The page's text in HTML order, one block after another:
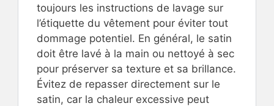
toujours les instructions de lavage sur
l’étiquette du vêtement pour éviter tout
dommage potentiel. En général, le satin
doit être lavé à la main ou nettoyé à sec
pour préserver sa texture et sa brillance.
Évitez de repasser directement sur le
satin, car la chaleur excessive peut